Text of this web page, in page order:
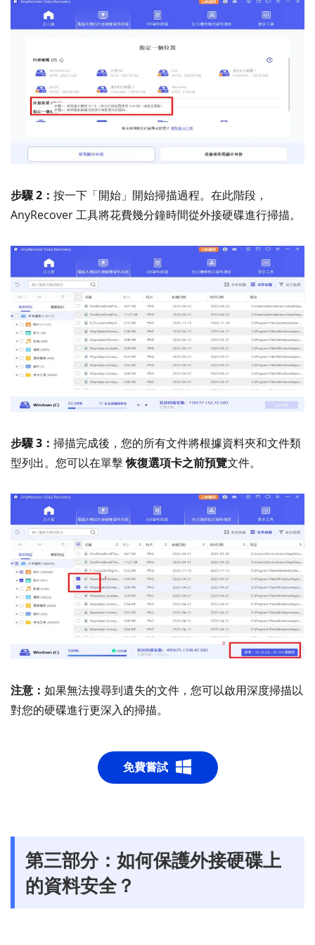
步驟 2： 按一下「開始」開始掃描過程。在此階段，
AnyRecover 工具將花費幾分鐘時間從外接硬碟進行掃描。
步驟 3： 掃描完成後，您的所有文件將根據資料夾和文件類
型列出。您可以在單擊恢復選項卡之前預覽文件。
注意： 如果無法搜尋到遺失的文件，您可以啟用深度掃描以
對您的硬碟進行更深入的掃描。
免費嘗試
第三部分：如何保護外接硬碟上
的資料安全？
10